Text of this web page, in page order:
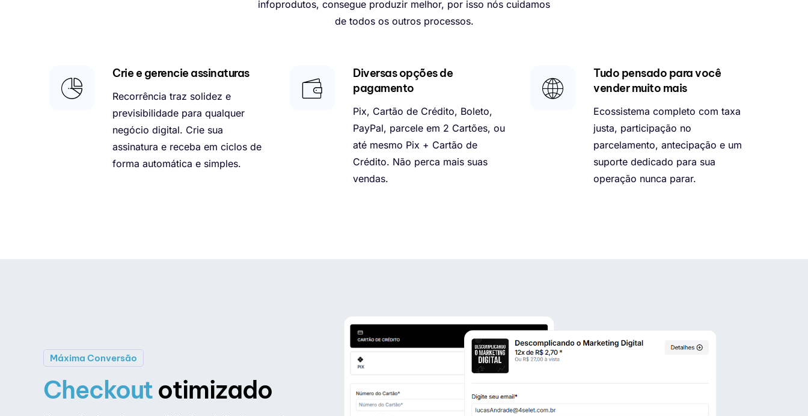
infoprodutos, consegue produzir melhor, por isso nós cuidamos
de todos os outros processos.
Crie e gerencie assinaturas
Recorrência traz solidez e
previsibilidade para qualquer
negócio digital. Crie sua
assinatura e receba em ciclos de
forma automática e simples.
Diversas opções de
pagamento
Pix, Cartão de Crédito, Boleto,
PayPal, parcele em 2 Cartões, ou
até mesmo Pix + Cartão de
Crédito. Não perca mais suas
vendas.
Tudo pensado para você
vender muito mais
Ecossistema completo com taxa
justa, participação no
parcelamento, antecipação e um
suporte dedicado para sua
operação nunca parar.
Máxima Conversão
Checkoutotimizado